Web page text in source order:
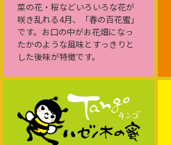
菜の花・桜などいろいろな花が
咲き乱れる4月、「春の百花蜜」
です。お口の中がお花畑になっ
たかのような風味とすっきりと
した後味が特徴です。